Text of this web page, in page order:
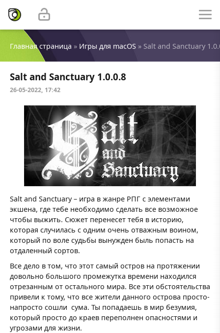
Главная страница » Игры для macOS » Salt and Sanctuary
Salt and Sanctuary 1.0.0.8
26-05-2022, 17:42
Salt and Sanctuary – игра в жанре РПГ с элементами
экшена, где тебе необходимо сделать все возможное
чтобы выжить. Сюжет перенесет тебя в историю,
которая случилась с одним очень отважным воином,
который по воле судьбы вынужден быль попасть на
отдаленный сортов.
Все дело в том, что этот самый остров на протяжении
довольно большого промежутка времени находился
отрезанным от остального мира. Все эти обстоятельства
привели к тому, что все жители данного острова просто-
напросто сошли сума. Ты попадаешь в мир безумия,
который просто до краев переполнен опасностями и
угрозами для жизни.